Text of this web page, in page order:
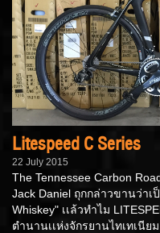
Litespeed C Series
22 July 2015
The Tennessee Carbon
Jack Daniel ถุกกล่าวขานว่าเ
Whiskey" เเล้วทำไม
ตำนานเเห่งจักรยานไทเทเนีย